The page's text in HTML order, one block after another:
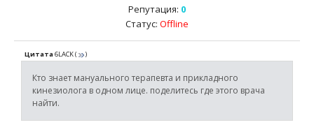
Репутация: 0
Статус: Offline
Цитата6LACK( )
Кто знает мануального терапевта и прикладного
кинезиолога в одном лице. поделитесь где этого врача
найти.